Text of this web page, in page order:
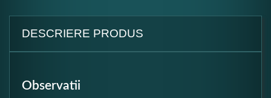
DESCRIERE PRODUS
Observatii